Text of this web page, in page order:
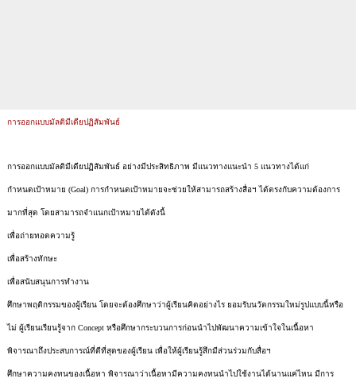
การออกแบบมัลติมีเดียปฏิสัมพันธ์
การออกแบบมัลติมีเดียปฏิสัมพันธ์ อย่างมีประสิทธิภาพ มีแนวทางแนะนำ 5 แนวทางได้แก่
กำหนดเป้าหมาย (Goal) การกำหนดเป้าหมายจะช่วยให้สามารถสร้างสื่อฯ ได้ตรงกับความต้องการ
มากที่สุด โดยสามารถจำแนกเป้าหมายได้ดังนี้
เพื่อถ่ายทอดความรู้
เพื่อสร้างทักษะ
เพื่อสนับสนุนการทำงาน
ศึกษาพฤติกรรมของผู้เรียน โดยจะต้องศึกษาว่าผู้เรียนคิดอย่างไร ยอมรับนวัตกรรมใหม่รูปแบบนี้หรือ
ไม่ ผู้เรียนเรียนรู้จาก Concept หรือศึกษากระบวนการก่อนนำไปพัฒนาความเข้าใจในเนื้อหา
พิจารณาถึงประสบการณ์ที่ดีที่สุดของผู้เรียน เพื่อให้ผู้เรียนรู้สึกมีส่วนร่วมกับสื่อฯ
ศึกษาความคงทนของเนื้อหา พิจารณาว่าเนื้อหามีความคงทนนำไปใช้งานได้นานแค่ไหน มีการ